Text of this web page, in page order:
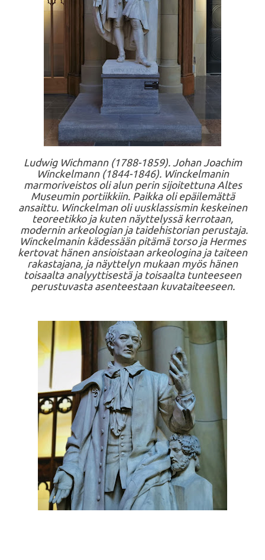
Ludwig Wichmann (1788-1859). Johan Joachim
Winckelmann (1844-1846). Winckelmanin
marmoriveistos oli alun perin sijoitettuna Altes
Museumin portiikkiin. Paikka oli epäilemättä
ansaittu. Winckelman oli uusklassismin keskeinen
teoreetikko ja kuten näyttelyssä kerrotaan,
modernin arkeologian ja taidehistorian perustaja.
Winckelmanin kädessään pitämä torso ja Hermes
kertovat hänen ansioistaan arkeologina ja taiteen
rakastajana, ja näyttelyn mukaan myös hänen
toisaalta analyyttisestä ja toisaalta tunteeseen
perustuvasta asenteestaan kuvataiteeseen.